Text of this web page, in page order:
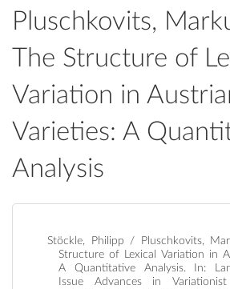
Pluschkovits,
The Structure of
Variation in
Varieties: A
Analysis
Stöckle, Philipp / Pluschkovits,
Structure of Lexical Variation in
A Quantitative Analysis. In:
Issue Advances in